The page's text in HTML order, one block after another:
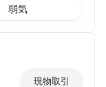
弱気
現物取引